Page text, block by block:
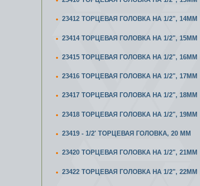
23412 ТОРЦЕВАЯ ГОЛОВКА НА 1/2", 14MM
23414 ТОРЦЕВАЯ ГОЛОВКА НА 1/2", 15MM
23415 ТОРЦЕВАЯ ГОЛОВКА НА 1/2", 16MM
23416 ТОРЦЕВАЯ ГОЛОВКА НА 1/2", 17MM
23417 ТОРЦЕВАЯ ГОЛОВКА НА 1/2", 18MM
23418 ТОРЦЕВАЯ ГОЛОВКА НА 1/2", 19MM
23419 - 1/2' ТОРЦЕВАЯ ГОЛОВКА, 20 ММ
23420 ТОРЦЕВАЯ ГОЛОВКА НА 1/2", 21MM
23422 ТОРЦЕВАЯ ГОЛОВКА НА 1/2", 22MM